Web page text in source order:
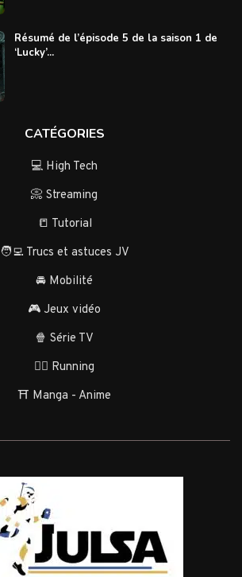
Résumé de l’épisode 5 de la saison 1 de
‘Lucky’...
CATÉGORIES
💻 High Tech
📀 Streaming
📒 Tutorial
🧑‍💻 Trucs et astuces JV
🚘 Mobilité
🎮 Jeux vidéo
🍿 Série TV
🏃‍♂️ Running
⛩️ Manga - Anime